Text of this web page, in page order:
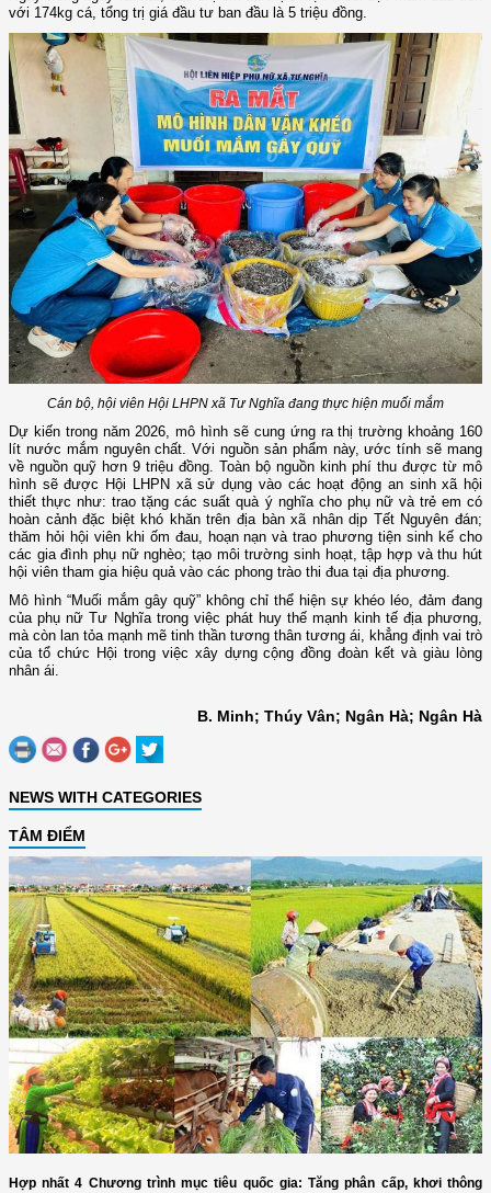
với 174kg cá, tổng trị giá đầu tư ban đầu là 5 triệu đồng.
Cán bộ, hội viên Hội LHPN xã Tư Nghĩa đang thực hiện muối mắm
Dự kiến trong năm 2026, mô hình sẽ cung ứng ra thị trường khoảng 160
lít nước mắm nguyên chất. Với nguồn sản phẩm này, ước tính sẽ mang
về nguồn quỹ hơn 9 triệu đồng. Toàn bộ nguồn kinh phí thu được từ mô
hình sẽ được Hội LHPN xã sử dụng vào các hoạt động an sinh xã hội
thiết thực như: trao tặng các suất quà ý nghĩa cho phụ nữ và trẻ em có
hoàn cảnh đặc biệt khó khăn trên địa bàn xã nhân dịp Tết Nguyên đán;
thăm hỏi hội viên khi ốm đau, hoạn nạn và trao phương tiện sinh kế cho
các gia đình phụ nữ nghèo; tạo môi trường sinh hoạt, tập hợp và thu hút
hội viên tham gia hiệu quả vào các phong trào thi đua tại địa phương.
Mô hình “Muối mắm gây quỹ” không chỉ thể hiện sự khéo léo, đảm đang
của phụ nữ Tư Nghĩa trong việc phát huy thế mạnh kinh tế địa phương,
mà còn lan tỏa mạnh mẽ tinh thần tương thân tương ái, khẳng định vai trò
của tổ chức Hội trong việc xây dựng cộng đồng đoàn kết và giàu lòng
nhân ái.
B. Minh; Thúy Vân; Ngân Hà; Ngân Hà
NEWS WITH CATEGORIES
TÂM ĐIỂM
Hợp nhất 4 Chương trình mục tiêu quốc gia: Tăng phân cấp, khơi thông